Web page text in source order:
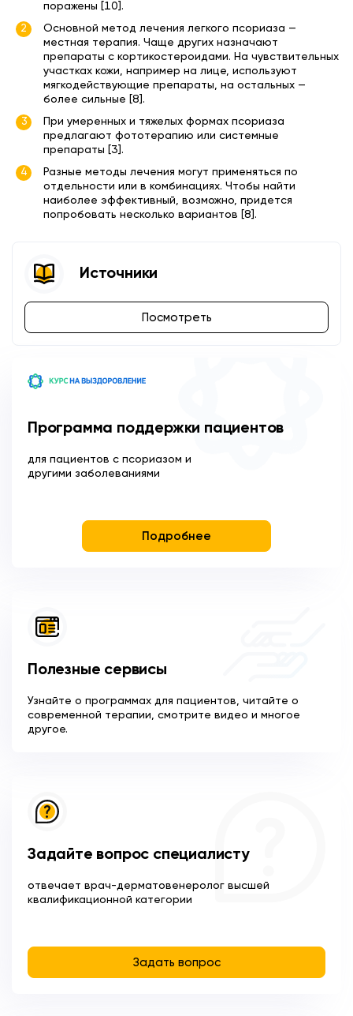
поражены [10].
Основной метод лечения легкого псориаза —
местная терапия. Чаще других назначают
препараты с кортикостероидами. На чувствительных
участках кожи, например на лице, используют
мягкодействующие препараты, на остальных —
более сильные [8].
При умеренных и тяжелых формах псориаза
предлагают фототерапию или системные
препараты [3].
Разные методы лечения могут применяться по
отдельности или в комбинациях. Чтобы найти
наиболее эффективный, возможно, придется
попробовать несколько вариантов [8].
Источники
Посмотреть
Программа поддержки пациентов
для пациентов с псориазом и
другими заболеваниями
Подробнее
Полезные сервисы
Узнайте о программах для пациентов, читайте о
современной терапии, смотрите видео и многое
другое.
Задайте вопрос специалисту
отвечает врач-дерматовенеролог высшей
квалификационной категории
Задать вопрос